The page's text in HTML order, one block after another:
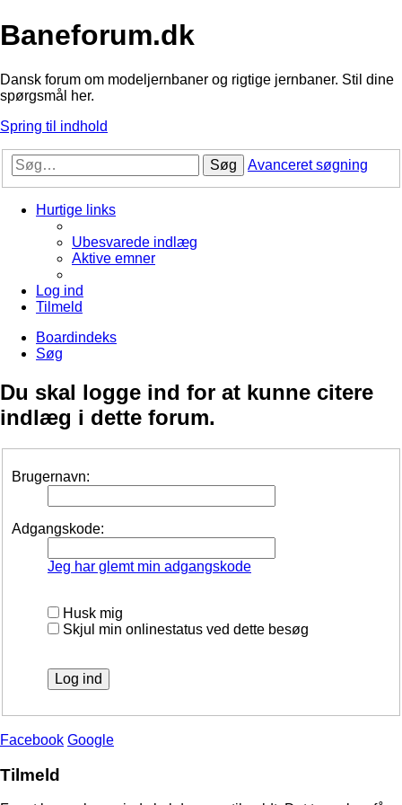
Baneforum.dk
Dansk forum om modeljernbaner og rigtige jernbaner. Stil dine
spørgsmål her.
Spring til indhold
Søg Avanceret søgning
Hurtige links
Ubesvarede indlæg
Aktive emner
Log ind
Tilmeld
Boardindeks
Søg
Du skal logge ind for at kunne citere
indlæg i dette forum.
Brugernavn:
Adgangskode:
Jeg har glemt min adgangskode
Husk mig
Skjul min onlinestatus ved dette besøg
Facebook Google
Tilmeld